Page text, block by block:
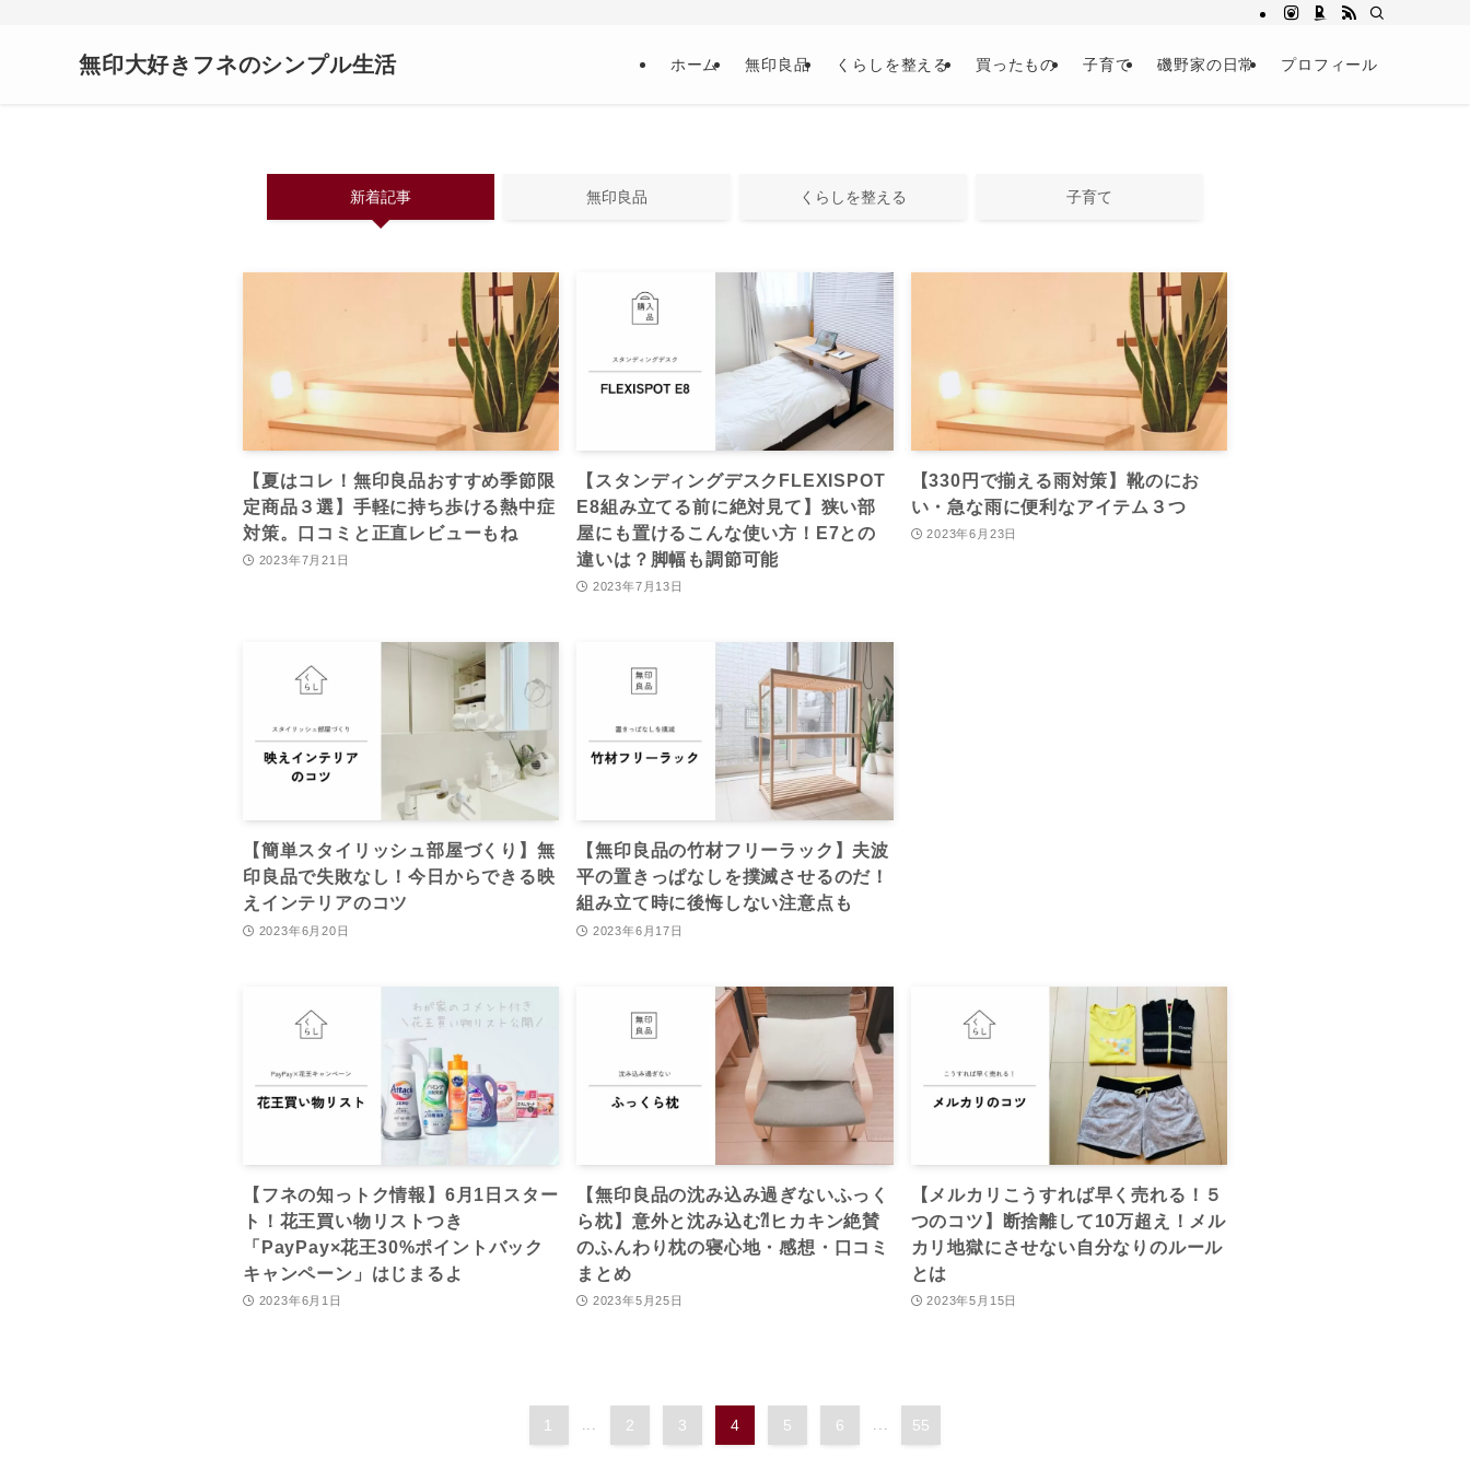
無印大好きフネのシンプル生活 ホーム 無印良品 くらしを整える 買ったもの 子育て 磯野家の日常 プロフィール
新着記事 無印良品 くらしを整える 子育て
【夏はコレ！無印良品おすすめ季節限
定商品３選】手軽に持ち歩ける熱中症
対策。口コミと正直レビューもね
2023年7月21日
【スタンディングデスクFLEXISPOT
E8組み立てる前に絶対見て】狭い部
屋にも置けるこんな使い方！E7との
違いは？脚幅も調節可能
2023年7月13日
【330円で揃える雨対策】靴のにお
い・急な雨に便利なアイテム３つ
2023年6月23日
【簡単スタイリッシュ部屋づくり】無
印良品で失敗なし！今日からできる映
えインテリアのコツ
2023年6月20日
【無印良品の竹材フリーラック】夫波
平の置きっぱなしを撲滅させるのだ！
組み立て時に後悔しない注意点も
2023年6月17日
【フネの知っトク情報】6月1日スター
ト！花王買い物リストつき
「PayPay×花王30%ポイントバック
キャンペーン」はじまるよ
2023年6月1日
【無印良品の沈み込み過ぎないふっく
ら枕】意外と沈み込む⁈ヒカキン絶賛
のふんわり枕の寝心地・感想・口コミ
まとめ
2023年5月25日
【メルカリこうすれば早く売れる！５
つのコツ】断捨離して10万超え！メル
カリ地獄にさせない自分なりのルール
とは
2023年5月15日
1 ... 2 3 4 5 6 ... 55